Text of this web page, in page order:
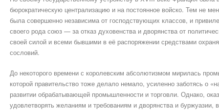
бюрократическую централизацию и на постоянное войско. Тем не
была совершенно независима от господствующих классов, и
своего рода союз — за отказ духовенства и дворянства от
своей силой и всеми бывшими в её распоряжении средствами
сословий.
До некоторого времени с королевским абсолютизмом мирилась
которой правительство тоже делало немало, усиленно заботясь о
развитии обрабатывающей промышленности и торговли. Однако,
удовлетворять желаниям и требованиям и дворянства и буржуазии,